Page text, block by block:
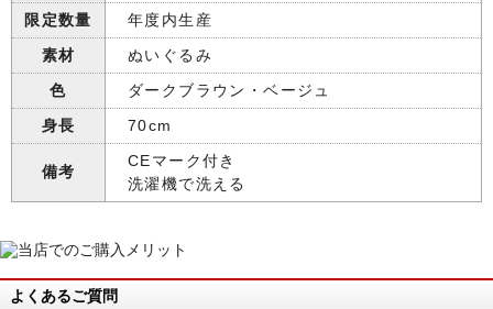
限定数量
年度内生産
素材
ぬいぐるみ
色
ダークブラウン・ベージュ
身長
70cm
備考
CEマーク付き
洗濯機で洗える
よくあるご質問